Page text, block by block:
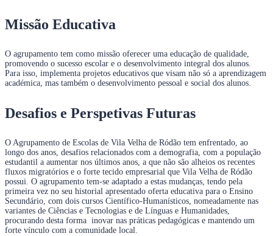
Missão Educativa
O agrupamento tem como missão oferecer uma educação de qualidade,
promovendo o sucesso escolar e o desenvolvimento integral dos alunos.
Para isso, implementa projetos educativos que visam não só a aprendizagem
académica, mas também o desenvolvimento pessoal e social dos alunos.
Desafios e Perspetivas Futuras
O Agrupamento de Escolas de Vila Velha de Ródão tem enfrentado, ao
longo dos anos, desafios relacionados com a demografia, com a população
estudantil a aumentar nos últimos anos, a que não são alheios os recentes
fluxos migratórios e o forte tecido empresarial que Vila Velha de Ródão
possui. O agrupamento tem-se adaptado a estas mudanças, tendo pela
primeira vez no seu historial apresentado oferta educativa para o Ensino
Secundário, com dois cursos Científico-Humanísticos, nomeadamente nas
variantes de Ciências e Tecnologias e de Línguas e Humanidades,
procurando desta forma inovar nas práticas pedagógicas e mantendo um
forte vínculo com a comunidade local.